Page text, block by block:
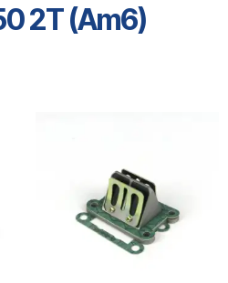
2T (Am6)